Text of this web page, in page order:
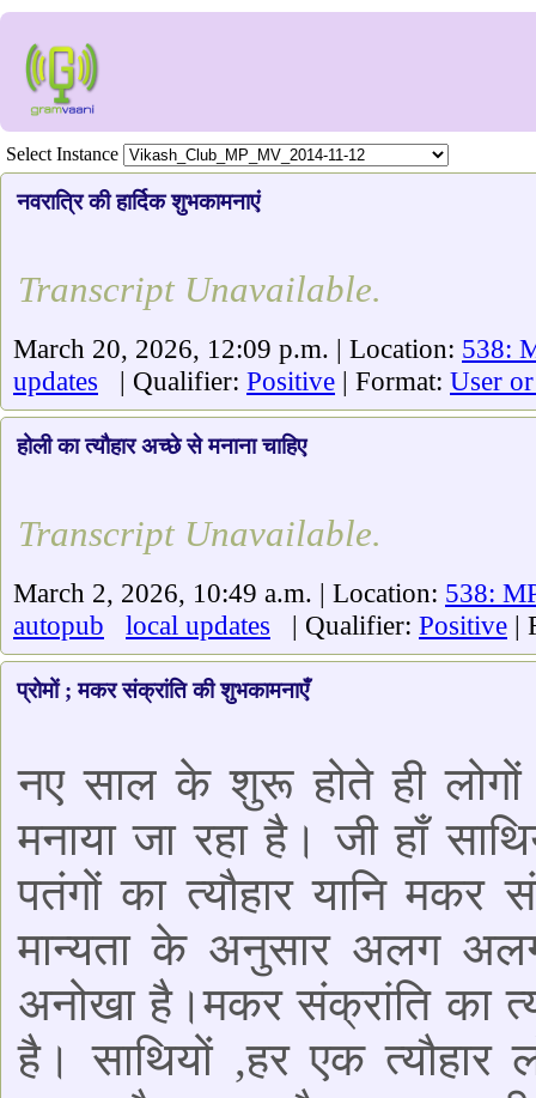
Select Instance
नवरात्रि की हार्दिक शुभकामनाएं
Transcript Unavailable.
March 20, 2026, 12:09 p.m. | Location: 538:
updates | Qualifier: Positive | Format: User
होली का त्यौहार अच्छे से मनाना चाहिए
Transcript Unavailable.
March 2, 2026, 10:49 a.m. | Location: 538:
autopub
local updates | Qualifier: Positive |
प्रोमों ; मकर संक्रांति की शुभकामनाएँ
नए साल के शुरू होते ही
मनाया जा रहा है। जी हाँ
पतंगों का त्यौहार यानि मकर
मान्यता के अनुसार अलग
अनोखा है।मकर संक्रांति का
है। साथियों ,हर एक